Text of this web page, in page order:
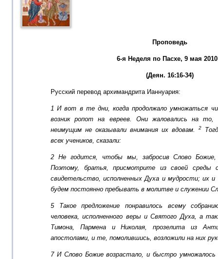
Проповедь
6-я Неделя по Пасхе, 9 мая 2010
(Деян. 16:16-34)
Русский перевод архимандрита Ианнуария:
1 И вот в те дни, когда продолжало умножаться
возник ропот на евреев. Они жаловались на то,
неимущим не оказывали внимания их вдовам.
2
всех учеников, сказали:
2 Не годится, чтобы мы, забросив Слово
Поэтому, братья, присмотрите из своей среды
свидетельство, исполненных Духа и мудрости; их
будем постоянно пребывать в молитве и служении
5 Такое предложение понравилось всему
человека, исполненного веры и Святого Духа, а
Тимона, Пармена и Николая, прозелита из
апостолами, и те, помолившись, возложили на них
7 И Слово Божие возрастало, и быстро умножалось